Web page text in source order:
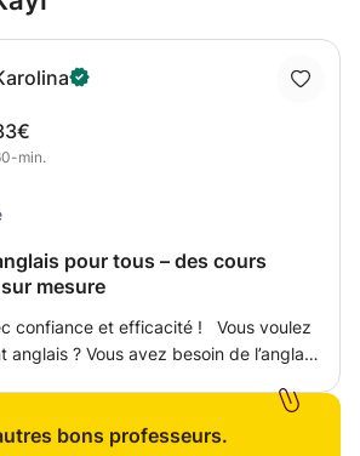
min.
pour tous – des cours
mesure
confiance et efficacité ! Vous voulez
anglais ? Vous avez besoin de l’anglais
l'enseignement de l'anglais.
bons professeurs.